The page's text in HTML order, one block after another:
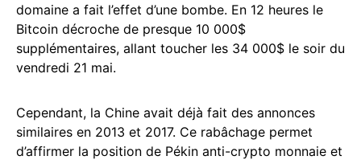
domaine a fait l’effet d’une bombe. En 12 heures le
Bitcoin décroche de presque 10 000$
supplémentaires, allant toucher les 34 000$ le soir du
vendredi 21 mai.
Cependant, la Chine avait déjà fait des annonces
similaires en 2013 et 2017. Ce rabâchage permet
d’affirmer la position de Pékin anti-crypto monnaie et